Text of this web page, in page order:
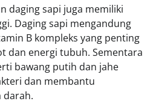
daging sapi juga memiliki
Daging sapi mengandung
B kompleks yang penting
dan energi tubuh. Sementara
bawang putih dan jahe
dan membantu
darah.